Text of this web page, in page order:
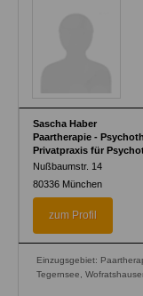
Sascha Haber
Paartherapie -
Privatpraxis für
Nußbaumstr. 14
80336 München
zum Profil
Einzugsgebiet:
Tegernsee,